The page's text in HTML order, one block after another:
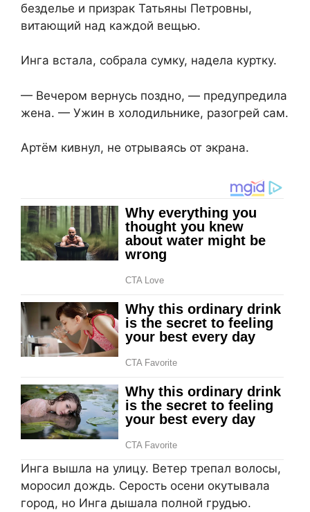
безделье и призрак Татьяны Петровны,
витающий над каждой вещью.
Инга встала, собрала сумку, надела куртку.
— Вечером вернусь поздно, — предупредила
жена. — Ужин в холодильнике, разогрей сам.
Артём кивнул, не отрываясь от экрана.
Инга вышла на улицу. Ветер трепал волосы,
моросил дождь. Серость осени окутывала
город, но Инга дышала полной грудью.